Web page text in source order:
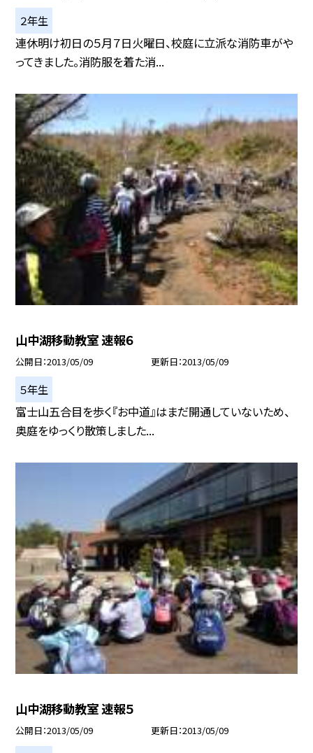
２年生
連休明け初日の５月７日火曜日、校庭に立派な消防車がや
ってきました。消防服を着た消...
山中湖移動教室 速報６
公開日 2013/05/09 更新日 2013/05/09
５年生
富士山五合目を歩く『お中道』はまだ開通していないため、
奥庭をゆっくり散策しました...
山中湖移動教室 速報５
公開日 2013/05/09 更新日 2013/05/09